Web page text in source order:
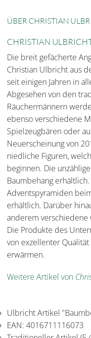
ÜBER CHRISTIAN
CHRISTIAN
Die breit gefächerte
Christian Ulbricht aus
seit einigen Jahren in
Abgesehen von den
Räuchermännern
ebenso verschiedene
Spielzeugbären oder
Neuerscheinung von
niedliche Figuren,
beginnen. Die
Baumbehang
Adventspyramiden
erhältlich. Darüber
anderem verschiedene
Die Produkte des
von exzellenter
erwärmen.
Weitere Artikel von
Ulbricht Artikel
EAN: 4016711116073